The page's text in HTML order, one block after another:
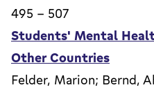
495 - 507
Students' Mental
Other Countries
Felder, Marion; Bernd,